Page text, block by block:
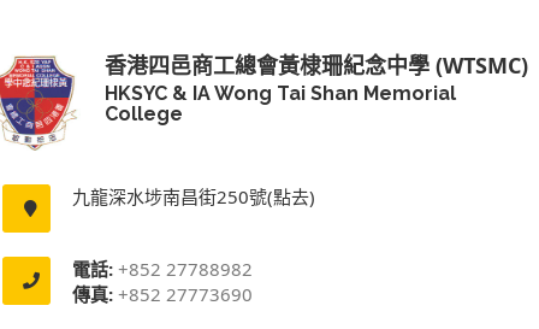
香港四邑商工總會黃棣珊紀念中學 (WTSMC)
HKSYC & IA Wong Tai Shan Memorial
College
九龍深水埗南昌街250號(點去)
電話: +852 27788982
傳真: +852 27773690